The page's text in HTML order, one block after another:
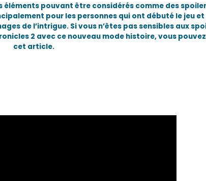
pouvant être considérés comme des
pour les personnes qui ont débuté le jeu et
de l’intrigue. Si vous n’êtes pas sensibles aux
2 avec ce nouveau mode histoire, vous
cet article.